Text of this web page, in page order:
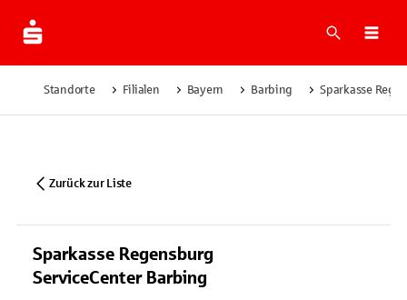
Suche
Standorte Filialen Bayern Barbing Sparkasse
Zurück zur Liste
Sparkasse Regensburg
ServiceCenter Barbing